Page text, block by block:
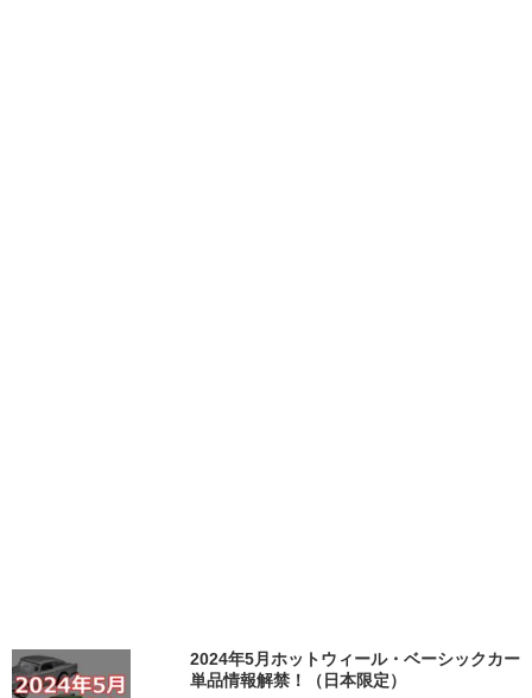
2024年5月ホットウィール・ベーシックカー
単品情報解禁！（日本限定）